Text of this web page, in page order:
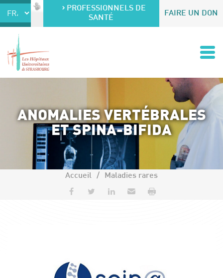
Accéder au contenu
Accéder au menuPROFESSIONNELS DE
SANTÉ
FAIRE UN DON
ANOMALIES VERTÉBRALES
ET SPINA-BIFIDA
Accueil Maladies rares
Partager sur Facebook
Partager sur Twitter
Partager sur LinkedIn
Envoyer par e-mail